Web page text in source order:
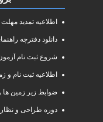
اطلاعیه تمدید
دانلود دفترچه
شروع ثبت نام
اطلاعیه ثبت نام و زمان
ضوابط زیر زمین
دوره طراحی و